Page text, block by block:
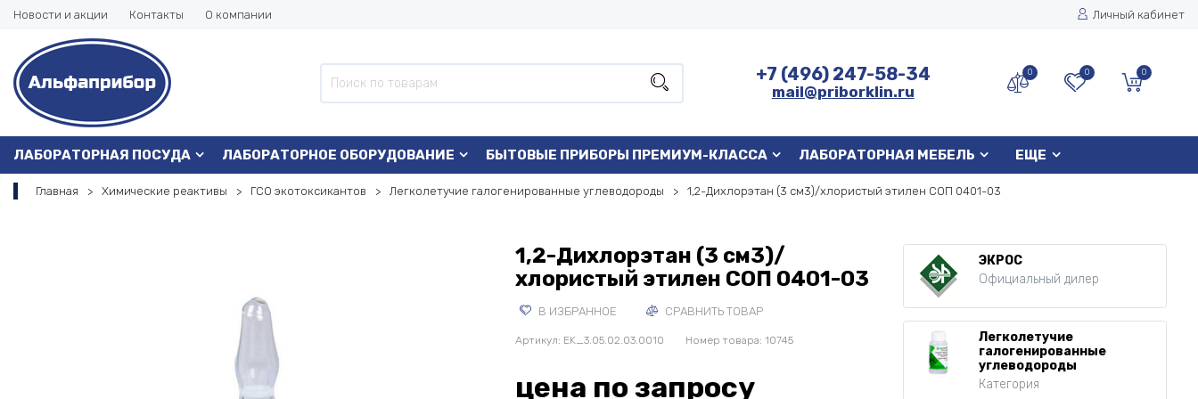
Новости и акции Контакты О компании Личный кабинет
+7 (496) 247-58-34
mail@priborklin.ru
0 0 0
ЛАБОРАТОРНАЯ ПОСУДА ЛАБОРАТОРНОЕ ОБОРУДОВАНИЕ БЫТОВЫЕ ПРИБОРЫ ПРЕМИУМ-КЛАССА ЛАБОРАТОРНАЯ МЕБЕЛЬ ЕЩЕ
Главная Химические реактивы ГСО экотоксикантов Легколетучие галогенированные углеводороды 1,2-Дихлорэтан (3 см3)/хлористый этилен СОП 0401-03
1,2-Дихлорэтан (3 см3)/
хлористый этилен СОП 0401-03
В ИЗБРАННОЕ СРАВНИТЬ ТОВАР
Артикул: EK_3.05.02.03.0010 Номер товара: 10745
цена по запросу
ЭКРОС
Официальный дилер
Легколетучие
галогенированные
углеводороды
Категория